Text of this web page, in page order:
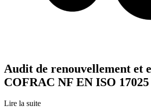
Audit de renouvellement et
COFRAC NF EN ISO 17025
Lire la suite